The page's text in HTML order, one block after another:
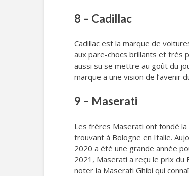
8 – Cadillac
Cadillac est la marque de
aux pare-chocs brillants et très
aussi su se mettre au goût du
marque a une vision de l’avenir
9 – Maserati
Les frères Maserati ont fondé
trouvant à Bologne en Italie.
2020 a été une grande année
2021, Maserati a reçu le prix du
noter la Maserati Ghibi qui